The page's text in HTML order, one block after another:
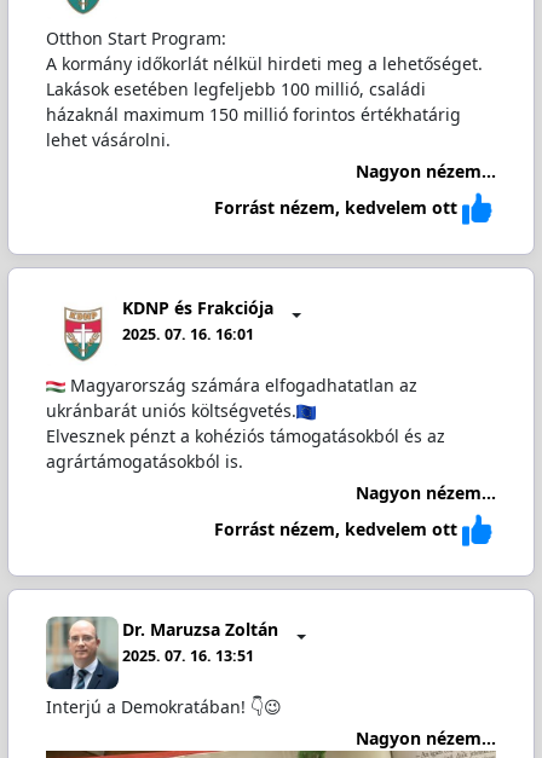
Otthon Start Program:
A kormány időkorlát nélkül hirdeti meg a lehetőséget.
Lakások esetében legfeljebb 100 millió, családi
házaknál maximum 150 millió forintos értékhatárig
lehet vásárolni.
Nagyon nézem...
Forrást nézem, kedvelem ott
KDNP és Frakciója
2025. 07. 16. 16:01
Magyarország számára elfogadhatatlan az
ukránbarát uniós költségvetés.
Elvesznek pénzt a kohéziós támogatásokból és az
agrártámogatásokból is.
Nagyon nézem...
Forrást nézem, kedvelem ott
Dr. Maruzsa Zoltán
2025. 07. 16. 13:51
Interjú a Demokratában! 👇😉
Nagyon nézem...